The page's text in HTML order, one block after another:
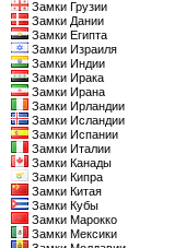
Замки Грузии
Замки Дании
Замки Египта
Замки Израиля
Замки Индии
Замки Ирака
Замки Ирана
Замки Ирландии
Замки Исландии
Замки Испании
Замки Италии
Замки Канады
Замки Кипра
Замки Китая
Замки Кубы
Замки Марокко
Замки Мексики